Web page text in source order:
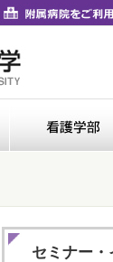
卒業生の方
セミナー